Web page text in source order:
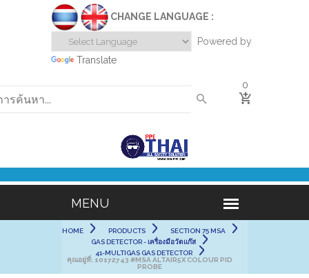
CHANGE LANGUAGE :
Powered by
Translate
0
HOME PRODUCTS
SECTION 75 MSA
GAS DETECTOR - เครื่องมือวัดแก๊ส
41-MULTIGAS GAS DETECTOR
คุณอยู่ที่: 10172743 #MSA ALTAIR5X COLOUR PID
PROBE